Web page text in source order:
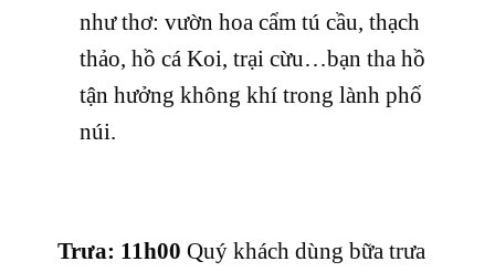
như thơ: vườn hoa cẩm tú cầu, thạch
thảo, hồ cá Koi, trại cừu…bạn tha hồ
tận hưởng không khí trong lành phố
núi.
Trưa: 11h00 Quý khách dùng bữa trưa